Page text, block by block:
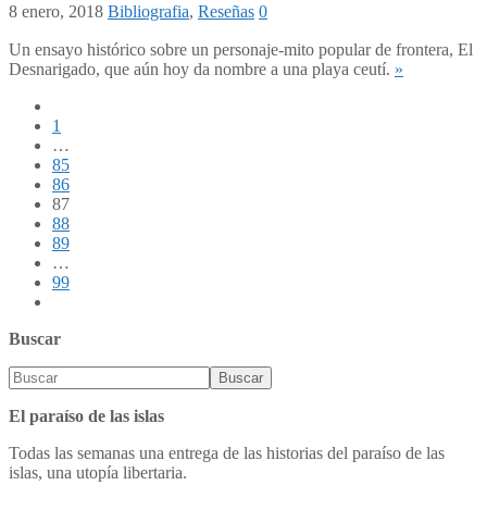
8 enero, 2018 Bibliografia, Reseñas 0
Un ensayo histórico sobre un personaje-mito popular de frontera, El
Desnarigado, que aún hoy da nombre a una playa ceutí. »
1
…
85
86
87
88
89
…
99
Buscar
El paraíso de las islas
Todas las semanas una entrega de las historias del paraíso de las
islas, una utopía libertaria.